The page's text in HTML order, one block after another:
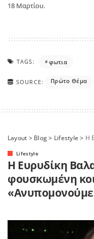
18 Μαρτίου.
TAGS: φωτια
SOURCE: Πρώτο Θέμα
Layout > Blog> Lifestyle > H
Lifestyle
H Ευρυδίκη
φουσκωμένη